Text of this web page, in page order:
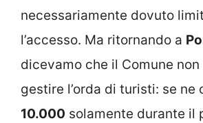
necessariamente dovuto
l’accesso. Ma ritornando a
dicevamo che il Comune non
gestire l’orda di turisti: se ne
10.000 solamente durante il